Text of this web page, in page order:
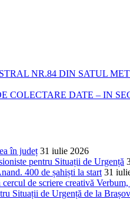
NR.84 DIN SATUL
DATE – IN
în județ 31 iulie 2026
pentru Situații de Urgență
400 de șahiști la start 31
de scriere creativă
Situații de Urgență de la Brașov